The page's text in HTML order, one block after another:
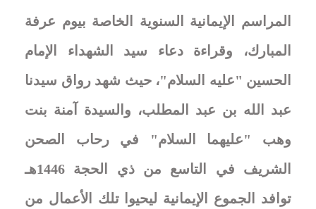
المراسم الإيمانية السنوية الخاصة بيوم عرفة
المبارك، وقراءة دعاء سيد الشهداء الإمام
الحسين "عليه السلام"، حيث شهد رواق سيدنا
عبد الله بن عبد المطلب، والسيدة آمنة بنت
وهب "عليهما السلام" في رحاب الصحن
الشريف في التاسع من ذي الحجة 1446هـ
توافد الجموع الإيمانية ليحيوا تلك الأعمال من